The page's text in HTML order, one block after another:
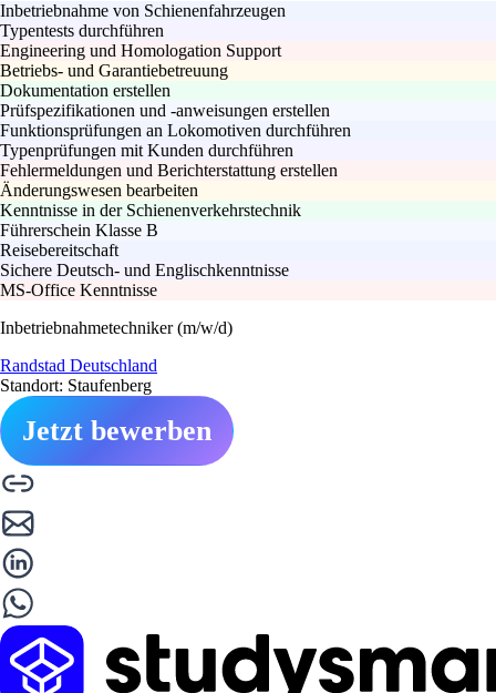
Inbetriebnahme von Schienenfahrzeugen
Typentests durchführen
Engineering und Homologation Support
Betriebs- und Garantiebetreuung
Dokumentation erstellen
Prüfspezifikationen und -anweisungen erstellen
Funktionsprüfungen an Lokomotiven durchführen
Typenprüfungen mit Kunden durchführen
Fehlermeldungen und Berichterstattung erstellen
Änderungswesen bearbeiten
Kenntnisse in der Schienenverkehrstechnik
Führerschein Klasse B
Reisebereitschaft
Sichere Deutsch- und Englischkenntnisse
MS-Office Kenntnisse
Inbetriebnahmetechniker (m/w/d)
Randstad Deutschland
Standort: Staufenberg
Jetzt bewerben